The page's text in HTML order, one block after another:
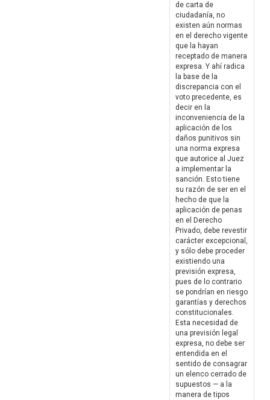
de carta de
ciudadanía, no
existen aún normas
en el derecho vigente
que la hayan
receptado de manera
expresa. Y ahí radica
la base de la
discrepancia con el
voto precedente, es
decir en la
inconveniencia de la
aplicación de los
daños punitivos sin
una norma expresa
que autorice al Juez
a implementar la
sanción. Esto tiene
su razón de ser en el
hecho de que la
aplicación de penas
en el Derecho
Privado, debe revestir
carácter excepcional,
y sólo debe proceder
existiendo una
previsión expresa,
pues de lo contrario
se pondrían en riesgo
garantías y derechos
constitucionales.
Esta necesidad de
una previsión legal
expresa, no debe ser
entendida en el
sentido de consagrar
un elenco cerrado de
supuestos — a la
manera de tipos